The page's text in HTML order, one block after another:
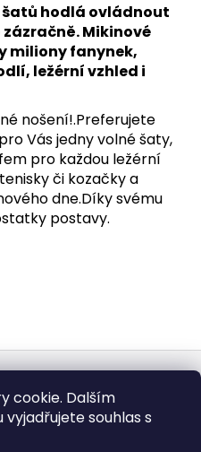
cookie. Dalším
souhlas s
hodlá ovládnout
Mikinové
miliony fanynek,
ležérní vzhled i
nošení!.Preferujete
Vás jedny volné šaty,
pro každou ležérní
či kozačky a
dne.Díky svému
postavy.
Vrácení zboží
BEZPEČNÝ NÁKUP